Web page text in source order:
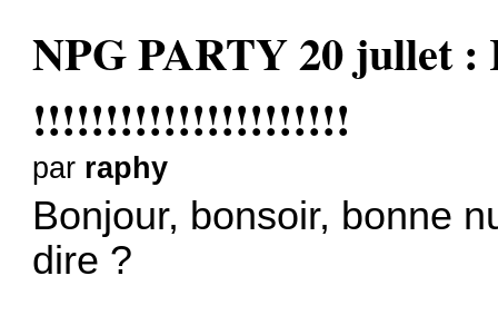
NPG PARTY 20 jullet :
!!!!!!!!!!!!!!!!!!!!!!
par raphy
Bonjour, bonsoir, bonne
dire ?